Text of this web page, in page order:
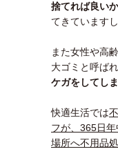
捨てれば良い
てきていますし
また女性や高
大ゴミと呼ば
ケガをしてし
快適生活では
フが、365日
場所へ不用品